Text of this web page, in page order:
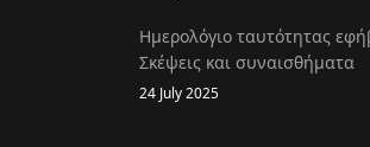
Ημερολόγιο ταυτότητας
Σκέψεις και συναισθήματα
24 July 2025